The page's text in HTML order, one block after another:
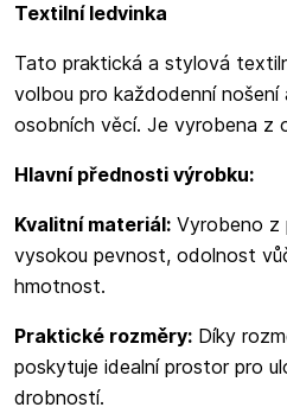
Textilní ledvinka
Tato praktická a stylová
volbou pro každodenní nošení
osobních věcí. Je vyrobena z
Hlavní přednosti výrobku:
Kvalitní materiál: Vyrobeno z
vysokou pevnost, odolnost
hmotnost.
Praktické rozměry: Díky
poskytuje idealní prostor pro
drobností.